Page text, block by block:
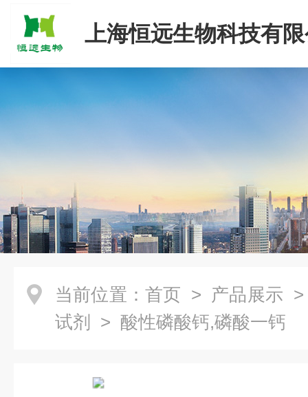
上海恒远生物科技有
当前位置： 首页 > 产品展示
试剂
> 酸性磷酸钙,磷酸一钙